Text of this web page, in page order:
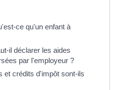
ce qu'un enfant à
il déclarer les aides
par l'employeur ?
et crédits d'impôt sont-ils